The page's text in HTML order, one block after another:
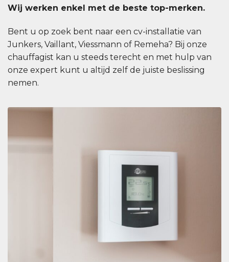
Wij werken enkel met de beste top-merken.
Bent u op zoek bent naar een cv-installatie van
Junkers, Vaillant, Viessmann of Remeha? Bij onze
chauffagist kan u steeds terecht en met hulp van
onze expert kunt u altijd zelf de juiste beslissing
nemen.